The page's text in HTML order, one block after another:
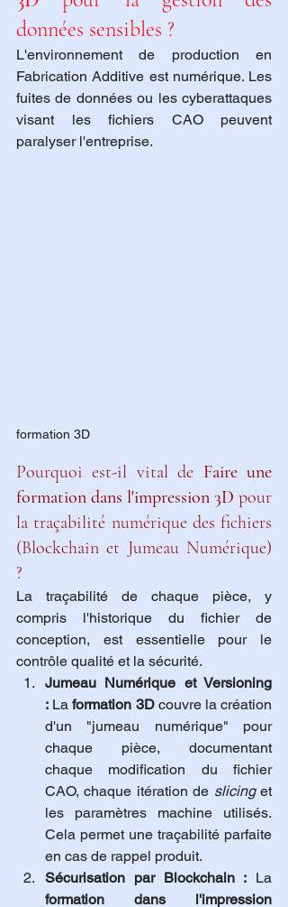
données sensibles ?
L'environnement de production en
Fabrication Additive est numérique. Les
fuites de données ou les cyberattaques
visant les fichiers CAO peuvent
paralyser l'entreprise.
formation 3D
Pourquoi est-il vital de Faire une
formation dans l'impression 3D pour
la traçabilité numérique des fichiers
(Blockchain et Jumeau Numérique)
?
La traçabilité de chaque pièce, y
compris l'historique du fichier de
conception, est essentielle pour le
contrôle qualité et la sécurité.
Jumeau Numérique et Versioning
: La formation 3D couvre la création
d'un "jumeau numérique" pour
chaque pièce, documentant
chaque modification du fichier
CAO, chaque itération de slicing et
les paramètres machine utilisés.
Cela permet une traçabilité parfaite
en cas de rappel produit.
Sécurisation par Blockchain :
formation dans l'impression